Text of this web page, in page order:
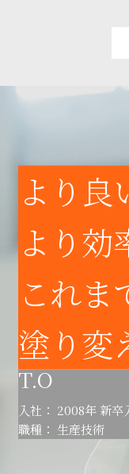
より良
より効
これま
塗り変
T.O
入社： 2008年 新卒
職種： 生産技術